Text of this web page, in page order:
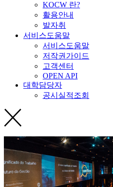
KOCW 란?
활용안내
발자취
서비스도움말
서비스도움말
저작권가이드
고객센터
OPEN API
대학담당자
공시실적조회